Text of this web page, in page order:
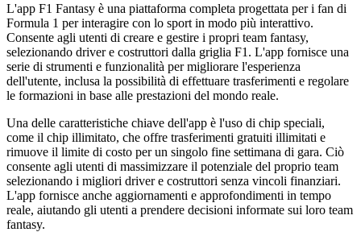
L'app F1 Fantasy è una piattaforma completa progettata per i fan di
Formula 1 per interagire con lo sport in modo più interattivo.
Consente agli utenti di creare e gestire i propri team fantasy,
selezionando driver e costruttori dalla griglia F1. L'app fornisce una
serie di strumenti e funzionalità per migliorare l'esperienza
dell'utente, inclusa la possibilità di effettuare trasferimenti e regolare
le formazioni in base alle prestazioni del mondo reale.
Una delle caratteristiche chiave dell'app è l'uso di chip speciali,
come il chip illimitato, che offre trasferimenti gratuiti illimitati e
rimuove il limite di costo per un singolo fine settimana di gara. Ciò
consente agli utenti di massimizzare il potenziale del proprio team
selezionando i migliori driver e costruttori senza vincoli finanziari.
L'app fornisce anche aggiornamenti e approfondimenti in tempo
reale, aiutando gli utenti a prendere decisioni informate sui loro team
fantasy.